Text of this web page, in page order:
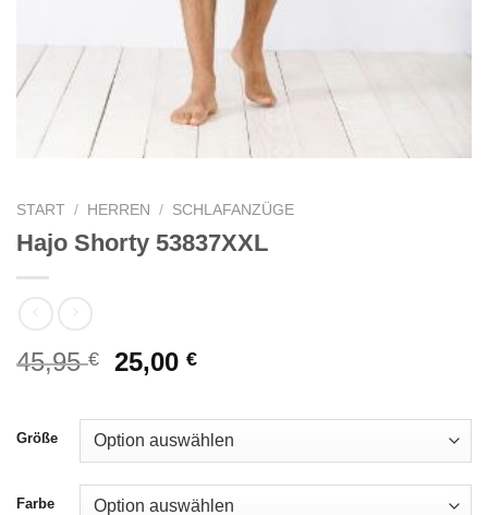
START / HERREN / SCHLAFANZÜGE
Hajo Shorty 53837XXL
45,95€
Ursprünglicher
war:
45,95 €
25,00€Aktueller
ist:
25,00 €.
Größe
Farbe